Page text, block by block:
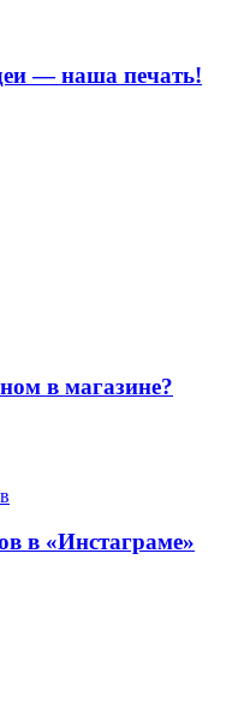
— наша печать!
в магазине?
в «Инстаграме»